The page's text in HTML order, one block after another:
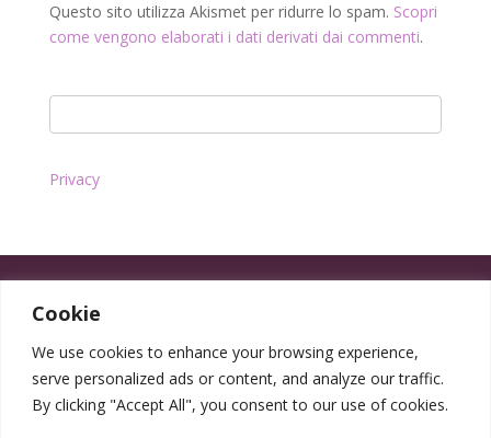
Cookie
We use cookies to enhance your browsing experience,
serve personalized ads or content, and analyze our traffic.
By clicking "Accept All", you consent to our use of cookies.
Questo sito utilizza Akismet per ridurre lo spam. Scopri
come vengono elaborati i dati derivati dai commenti.
Privacy